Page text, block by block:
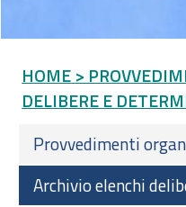
HOME >
DELIBERE E
Provvedimenti
Archivio elenchi